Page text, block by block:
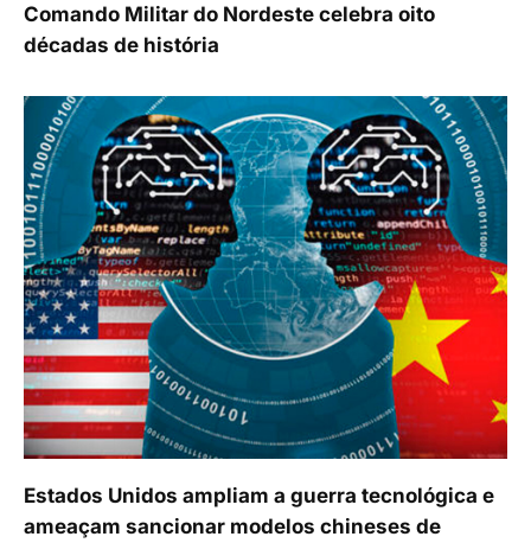
Comando Militar do Nordeste celebra oito
décadas de história
Estados Unidos ampliam a guerra tecnológica e
ameaçam sancionar modelos chineses de